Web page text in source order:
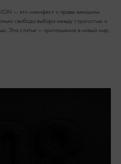
— это манифест о праве женщины
свобода выбора между строгостью и
Эта статья — приглашение в новый мир,